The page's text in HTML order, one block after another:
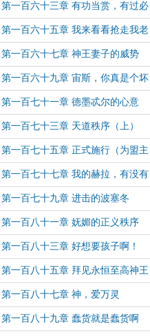
第一百六十三章 有功当赏，有过必
罚！
第一百六十五章 我来看看抢走我老
公的女神
第一百六十七章 神王妻子的威势
第一百六十九章 宙斯，你真是个坏
家伙！（月票加更~求月票~）
第一百七十一章 德墨忒尔的心意
第一百七十三章 天道秩序（上）
第一百七十五章 正式施行（为盟主
二与二不二加更！）
第一百七十七章 我的赫拉，有没有
想我？
第一百七十九章 进击的波塞冬
第一百八十一章 妩媚的正义秩序
第一百八十三章 好想要孩子啊！
第一百八十五章 拜见永恒至高神王
陛下——宙斯！（6K）
第一百八十七章 神，爱万灵
第一百八十九章 蠢货就是蠢货啊